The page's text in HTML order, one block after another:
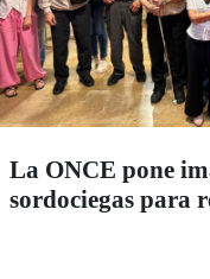
La ONCE pone
sordociegas para